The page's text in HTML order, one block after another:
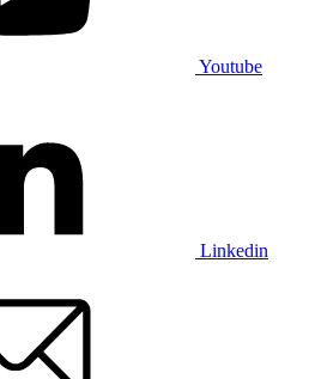
Youtube
Linkedin